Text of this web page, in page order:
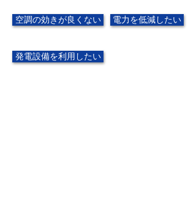
空調の効きが良くない 電力を低減したい
発電設備を利用したい